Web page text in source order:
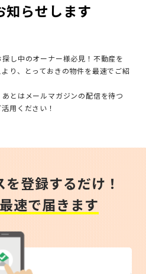
知らせします
し中のオーナー様必見！ 不動産を
り、とっておきの物件を最速でご紹
とはメールマガジンの配信を待つ
用ください！
を登録するだけ！
速で届きます